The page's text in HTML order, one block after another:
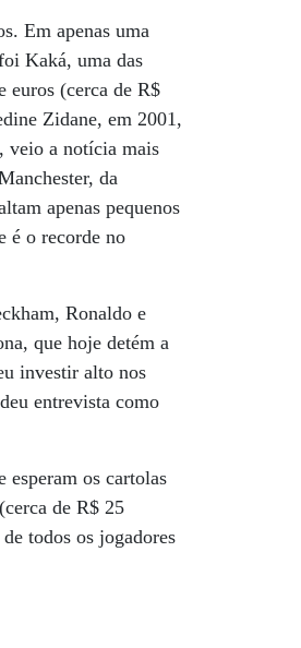
Em apenas uma
Kaká, uma das
euros (cerca de R$
Zidane, em 2001,
veio a notícia mais
da
apenas pequenos
é o recorde no
Ronaldo e
que hoje detém a
investir alto nos
entrevista como
esperam os cartolas
de R$ 25
todos os jogadores